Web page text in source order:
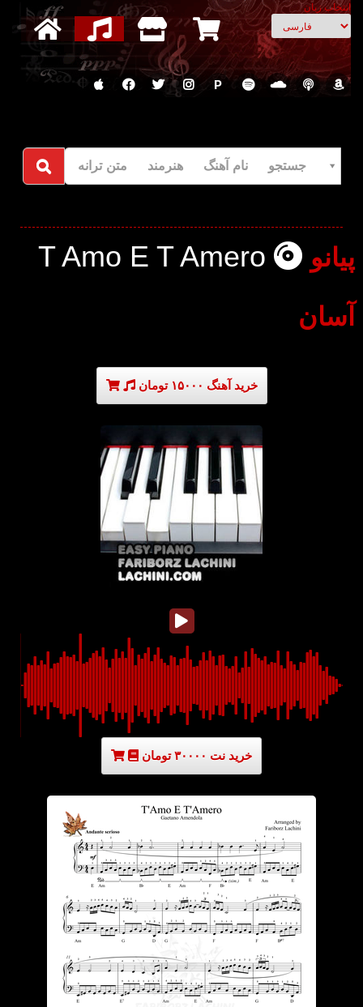
انتخاب زبان
P
جستجو نام آهنگ هنرمند متن ترانه
T Amo E T Amero پیانو
آسان
خرید آهنگ ۱۵۰۰۰ تومان
خرید نت ۳۰۰۰۰ تومان